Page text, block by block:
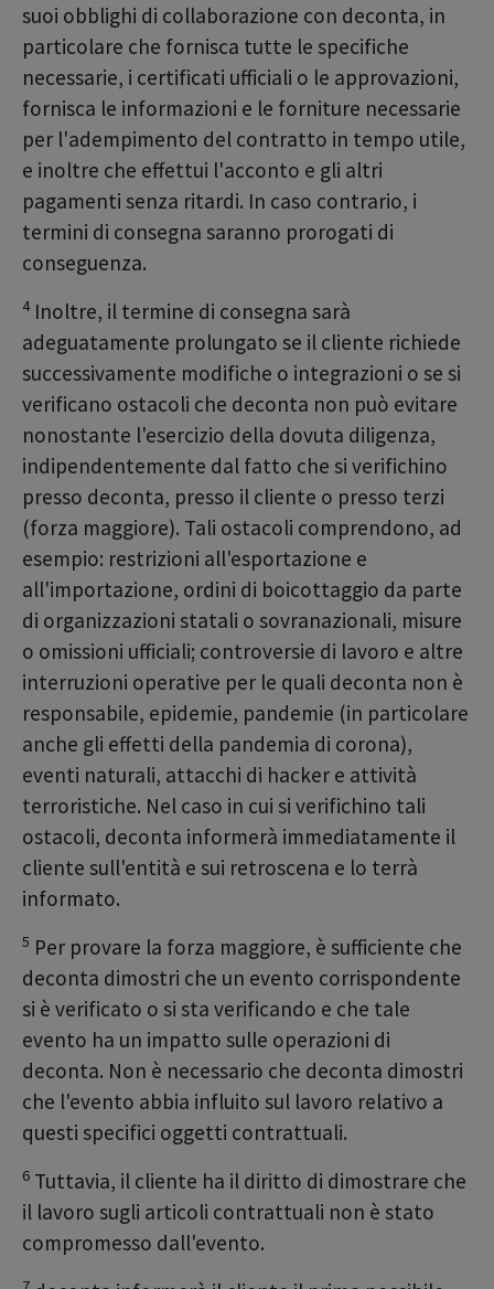
suoi obblighi di collaborazione con deconta, in
particolare che fornisca tutte le specifiche
necessarie, i certificati ufficiali o le approvazioni,
fornisca le informazioni e le forniture necessarie
per l'adempimento del contratto in tempo utile,
e inoltre che effettui l'acconto e gli altri
pagamenti senza ritardi. In caso contrario, i
termini di consegna saranno prorogati di
conseguenza.
4Inoltre, il termine di consegna sarà
adeguatamente prolungato se il cliente richiede
successivamente modifiche o integrazioni o se si
verificano ostacoli che deconta non può evitare
nonostante l'esercizio della dovuta diligenza,
indipendentemente dal fatto che si verifichino
presso deconta, presso il cliente o presso terzi
(forza maggiore). Tali ostacoli comprendono, ad
esempio: restrizioni all'esportazione e
all'importazione, ordini di boicottaggio da parte
di organizzazioni statali o sovranazionali, misure
o omissioni ufficiali; controversie di lavoro e altre
interruzioni operative per le quali deconta non è
responsabile, epidemie, pandemie (in particolare
anche gli effetti della pandemia di corona),
eventi naturali, attacchi di hacker e attività
terroristiche. Nel caso in cui si verifichino tali
ostacoli, deconta informerà immediatamente il
cliente sull'entità e sui retroscena e lo terrà
informato.
5 Per provare la forza maggiore, è sufficiente che
deconta dimostri che un evento corrispondente
si è verificato o si sta verificando e che tale
evento ha un impatto sulle operazioni di
deconta. Non è necessario che deconta dimostri
che l'evento abbia influito sul lavoro relativo a
questi specifici oggetti contrattuali.
6 Tuttavia, il cliente ha il diritto di dimostrare che
il lavoro sugli articoli contrattuali non è stato
compromesso dall'evento.